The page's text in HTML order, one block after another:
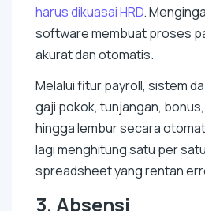
harus dikuasai HRD.
softwaremembuat proses
akurat dan otomatis.
Melalui fiturpayroll, sistem
gaji pokok, tunjangan,
hingga lembur secara
lagi menghitung satu per
spreadsheetyang rentan
3. Absensi